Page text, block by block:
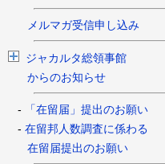
メルマガ受信申し込み
ジャカルタ総領事館
からのお知らせ
-
「在留届」提出のお願い
- 在留邦人数調査に係わる
在留届提出のお願い